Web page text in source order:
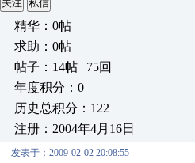
关注 私信
精华：0帖
求助：0帖
帖子：14帖 | 75回
年度积分：0
历史总积分：122
注册：2004年4月16日
发表于：2009-02-02 20:08:55